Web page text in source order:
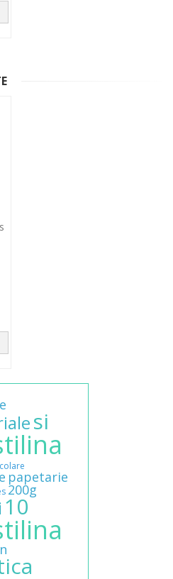
si
papetarie
200g
10